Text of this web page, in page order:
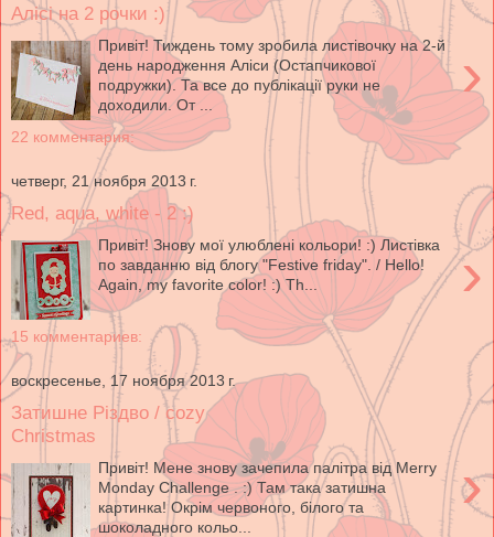
Алісі на 2 рочки :)
›
Привіт! Тиждень тому зробила листівочку на 2-й
день народження Аліси (Остапчикової
подружки). Та все до публікації руки не
доходили. От ...
22 комментария:
четверг, 21 ноября 2013 г.
Red, aqua, white - 2 :)
›
Привіт! Знову мої улюблені кольори! :) Листівка
по завданню від блогу "Festive friday". / Hello!
Again, my favorite color! :) Th...
15 комментариев:
воскресенье, 17 ноября 2013 г.
Затишне Різдво / cozy
Christmas
›
Привіт! Мене знову зачепила палітра від Merry
Monday Challenge . :) Там така затишна
картинка! Окрім червоного, білого та
шоколадного кольо...